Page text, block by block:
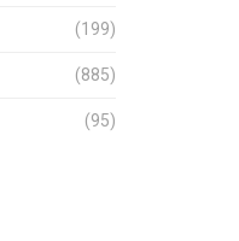
(199)
(885)
(95)